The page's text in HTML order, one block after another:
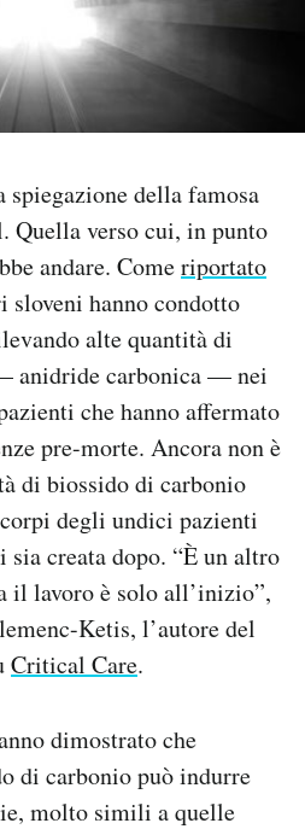
della famosa
Quella verso cui, in punto
andare. Comeriportato
hanno condotto
alte quantità di
anidride carbonica — nei
che hanno affermato
pre-morte. Ancora non è
di biossido di carbonio
degli undici pazienti
creata dopo. “È un altro
il lavoro è solo all’inizio”,
Ketis, l’autore del
Critical Care.
dimostrato che
di carbonio può indurre
molto simili a quelle